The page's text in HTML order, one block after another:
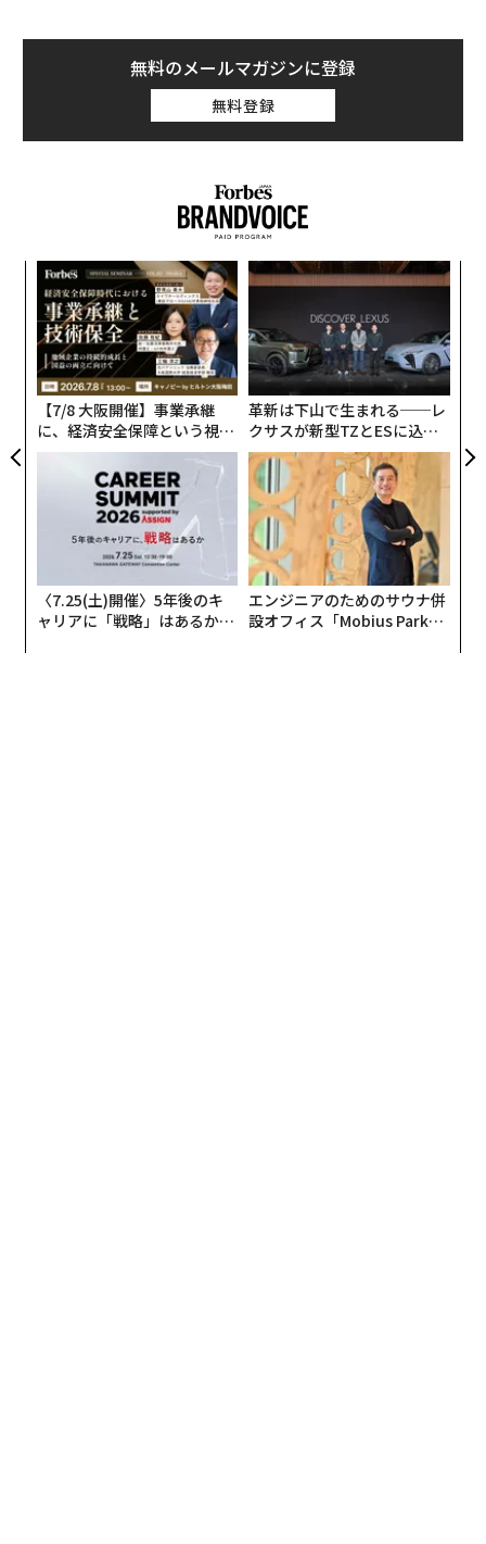
無料のメールマガジンに登録
無料登録
【7/8 大阪開催】事業承継
に、経済安全保障という視点
が加わるとき──経営者が問
われる新たな判断軸
革新は下山で生まれる──レ
クサスが新型TZとESに込め
た「DISCOVER」の哲学
〈7.25(土)開催〉5年後のキ
ャリアに「戦略」はあるか。
エンジニアのためのサウナ併
設オフィス「Mobius Park」